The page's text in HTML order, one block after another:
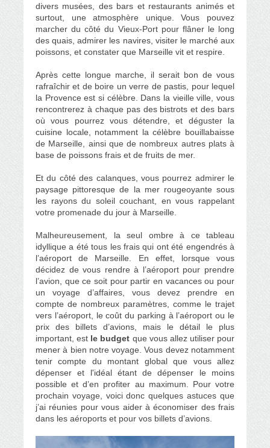
divers musées, des bars et restaurants animés et
surtout, une atmosphère unique. Vous pouvez
marcher du côté du Vieux-Port pour flâner le long
des quais, admirer les navires, visiter le marché aux
poissons, et constater que Marseille vit et respire.
Après cette longue marche, il serait bon de vous
rafraîchir et de boire un verre de pastis, pour lequel
la Provence est si célèbre. Dans la vieille ville, vous
rencontrerez à chaque pas des bistrots et des bars
où vous pourrez vous détendre, et déguster la
cuisine locale, notamment la célèbre bouillabaisse
de Marseille, ainsi que de nombreux autres plats à
base de poissons frais et de fruits de mer.
Et du côté des calanques, vous pourrez admirer le
paysage pittoresque de la mer rougeoyante sous
les rayons du soleil couchant, en vous rappelant
votre promenade du jour à Marseille.
Malheureusement, la seul ombre à ce tableau
idyllique a été tous les frais qui ont été engendrés à
l’aéroport de Marseille. En effet, lorsque vous
décidez de vous rendre à l’aéroport pour prendre
l’avion, que ce soit pour partir en vacances ou pour
un voyage d’affaires, vous devez prendre en
compte de nombreux paramètres, comme le trajet
vers l’aéroport, le coût du parking à l’aéroport ou le
prix des billets d’avions, mais le détail le plus
important, est le budget que vous allez utiliser pour
mener à bien notre voyage. Vous devez notamment
tenir compte du montant global que vous allez
dépenser et l'idéal étant de dépenser le moins
possible et d’en profiter au maximum. Pour votre
prochain voyage, voici donc quelques astuces que
j’ai réunies pour vous aider à économiser des frais
dans les aéroports et pour vos billets d’avions.